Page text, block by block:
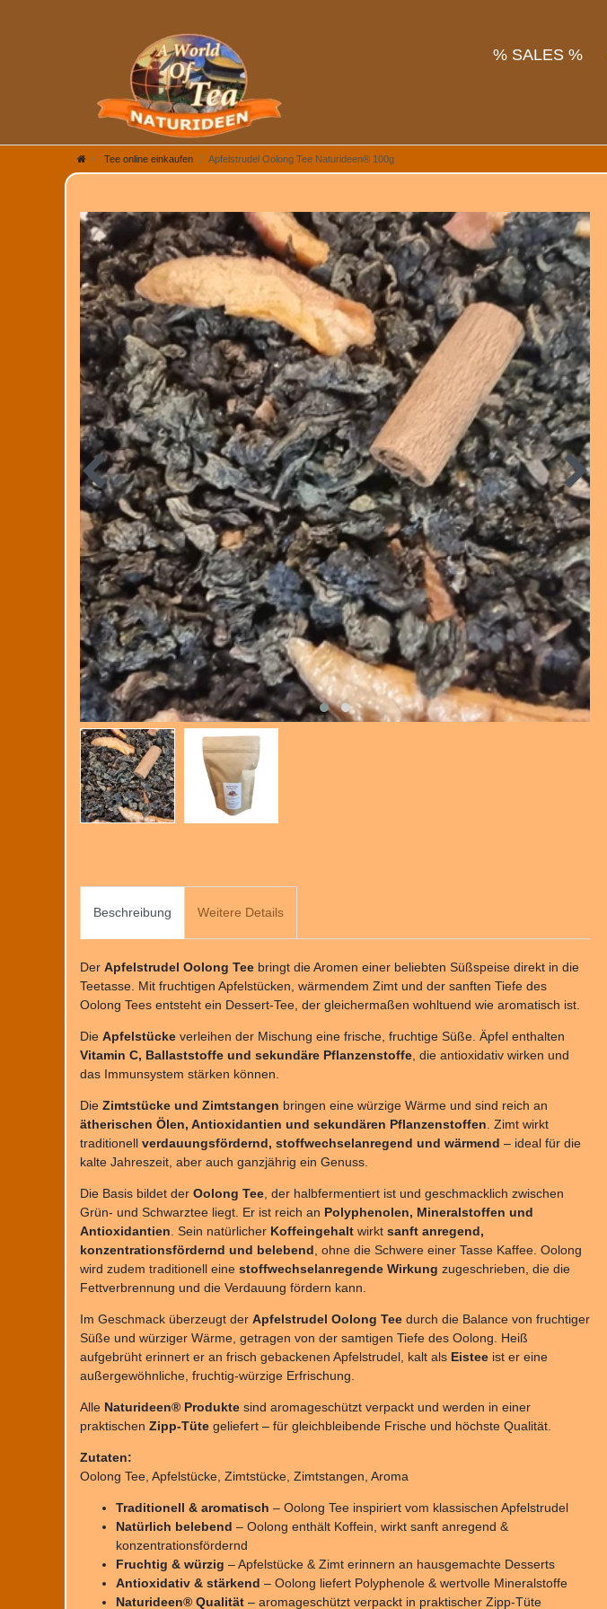
% SALES %
Tee online einkaufen Apfelstrudel Oolong Tee Naturideen® 100g
Beschreibung Weitere Details
Der Apfelstrudel Oolong Tee bringt die Aromen einer beliebten Süßspeise direkt in die
Teetasse. Mit fruchtigen Apfelstücken, wärmendem Zimt und der sanften Tiefe des
Oolong Tees entsteht ein Dessert-Tee, der gleichermaßen wohltuend wie aromatisch ist.
Die Apfelstücke verleihen der Mischung eine frische, fruchtige Süße. Äpfel enthalten
Vitamin C, Ballaststoffe und sekundäre Pflanzenstoffe , die antioxidativ wirken und
das Immunsystem stärken können.
Die Zimtstücke und Zimtstangen bringen eine würzige Wärme und sind reich an
ätherischen Ölen, Antioxidantien und sekundären Pflanzenstoffen . Zimt wirkt
traditionell verdauungsfördernd, stoffwechselanregend und wärmend – ideal für die
kalte Jahreszeit, aber auch ganzjährig ein Genuss.
Die Basis bildet der Oolong Tee , der halbfermentiert ist und geschmacklich zwischen
Grün- und Schwarztee liegt. Er ist reich an Polyphenolen, Mineralstoffen und
Antioxidantien . Sein natürlicher Koffeingehalt wirkt sanft anregend,
konzentrationsfördernd und belebend , ohne die Schwere einer Tasse Kaffee. Oolong
wird zudem traditionell eine stoffwechselanregende Wirkung zugeschrieben, die die
Fettverbrennung und die Verdauung fördern kann.
Im Geschmack überzeugt der Apfelstrudel Oolong Tee durch die Balance von fruchtiger
Süße und würziger Wärme, getragen von der samtigen Tiefe des Oolong. Heiß
aufgebrüht erinnert er an frisch gebackenen Apfelstrudel, kalt als Eistee ist er eine
außergewöhnliche, fruchtig-würzige Erfrischung.
Alle Naturideen® Produkte sind aromageschützt verpackt und werden in einer
praktischen Zipp-Tüte geliefert – für gleichbleibende Frische und höchste Qualität.
Zutaten:
Oolong Tee, Apfelstücke, Zimtstücke, Zimtstangen, Aroma
Traditionell & aromatisch – Oolong Tee inspiriert vom klassischen Apfelstrudel
Natürlich belebend – Oolong enthält Koffein, wirkt sanft anregend &
konzentrationsfördernd
Fruchtig & würzig – Apfelstücke & Zimt erinnern an hausgemachte Desserts
Antioxidativ & stärkend – Oolong liefert Polyphenole & wertvolle Mineralstoffe
Naturideen® Qualität – aromageschützt verpackt in praktischer Zipp-Tüte